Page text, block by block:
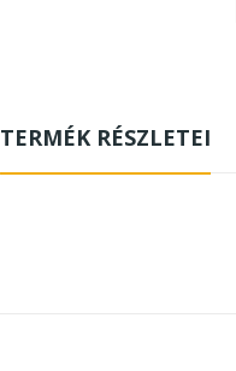
TERMÉK RÉSZLETEI